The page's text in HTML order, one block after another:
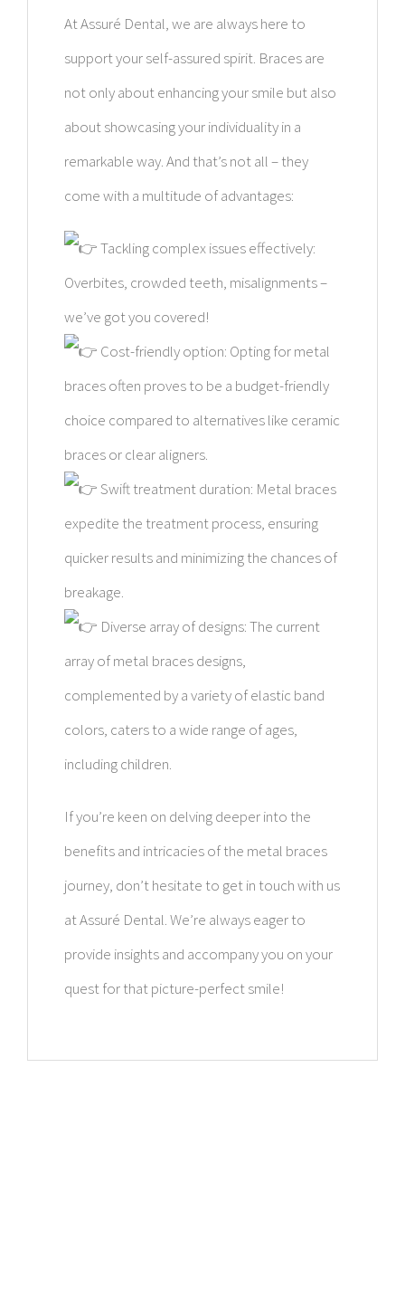
At Assuré Dental, we are always here to
support your self-assured spirit. Braces are
not only about enhancing your smile but also
about showcasing your individuality in a
remarkable way. And that’s not all – they
come with a multitude of advantages:
Tackling complex issues effectively:
Overbites, crowded teeth, misalignments –
we’ve got you covered!
Cost-friendly option: Opting for metal
braces often proves to be a budget-friendly
choice compared to alternatives like ceramic
braces or clear aligners.
Swift treatment duration: Metal braces
expedite the treatment process, ensuring
quicker results and minimizing the chances of
breakage.
Diverse array of designs: The current
array of metal braces designs,
complemented by a variety of elastic band
colors, caters to a wide range of ages,
including children.
If you’re keen on delving deeper into the
benefits and intricacies of the metal braces
journey, don’t hesitate to get in touch with us
at Assuré Dental. We’re always eager to
provide insights and accompany you on your
quest for that picture-perfect smile!